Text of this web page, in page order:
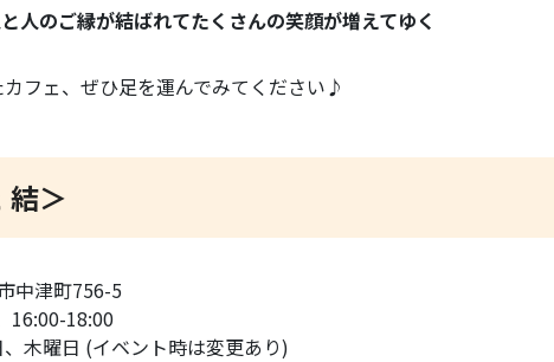
人のご縁が結ばれてたくさんの笑顔が増えてゆく
フェ、ぜひ足を運んでみてください♪
結＞
中津町756-5
16:00-18:00
木曜日 (イベント時は変更あり)